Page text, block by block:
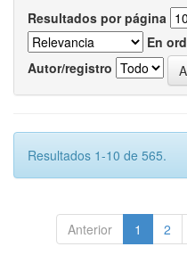
Resultados por página
En
Autor/registro
Resultados 1-10 de 565.
Anterior 1 2